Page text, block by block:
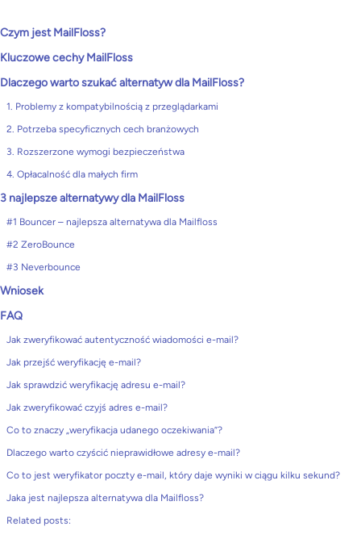
Czym jest MailFloss?
Kluczowe cechy MailFloss
Dlaczego warto szukać alternatyw dla MailFloss?
1. Problemy z kompatybilnością z przeglądarkami
2. Potrzeba specyficznych cech branżowych
3. Rozszerzone wymogi bezpieczeństwa
4. Opłacalność dla małych firm
3 najlepsze alternatywy dla MailFloss
#1 Bouncer – najlepsza alternatywa dla Mailfloss
#2 ZeroBounce
#3 Neverbounce
Wniosek
FAQ
Jak zweryfikować autentyczność wiadomości e-mail?
Jak przejść weryfikację e-mail?
Jak sprawdzić weryfikację adresu e-mail?
Jak zweryfikować czyjś adres e-mail?
Co to znaczy „weryfikacja udanego oczekiwania”?
Dlaczego warto czyścić nieprawidłowe adresy e-mail?
Co to jest weryfikator poczty e-mail, który daje wyniki w ciągu kilku sekund?
Jaka jest najlepsza alternatywa dla Mailfloss?
Related posts: